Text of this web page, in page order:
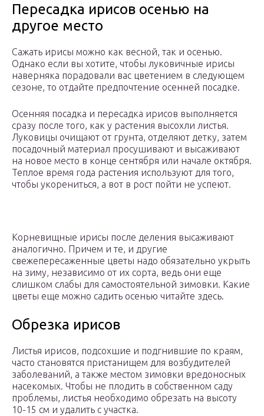
Пересадка ирисов осенью на
другое место
Сажать ирисы можно как весной, так и осенью.
Однако если вы хотите, чтобы луковичные ирисы
наверняка порадовали вас цветением в следующем
сезоне, то отдайте предпочтение осенней посадке.
Осенняя посадка и пересадка ирисов выполняется
сразу после того, как у растения высохли листья.
Луковицы очищают от грунта, отделяют детку, затем
посадочный материал просушивают и высаживают
на новое место в конце сентября или начале октября.
Теплое время года растения используют для того,
чтобы укорениться, а вот в рост пойти не успеют.
Корневищные ирисы после деления высаживают
аналогично. Причем и те, и другие
свежепересаженные цветы надо обязательно укрыть
на зиму, независимо от их сорта, ведь они еще
слишком слабы для самостоятельной зимовки. Какие
цветы еще можно садить осенью читайте здесь.
Обрезка ирисов
Листья ирисов, подсохшие и подгнившие по краям,
часто становятся пристанищем для возбудителей
заболеваний, а также местом зимовки вредоносных
насекомых. Чтобы не плодить в собственном саду
проблемы, листья необходимо обрезать на высоту
10-15 см и удалить с участка.